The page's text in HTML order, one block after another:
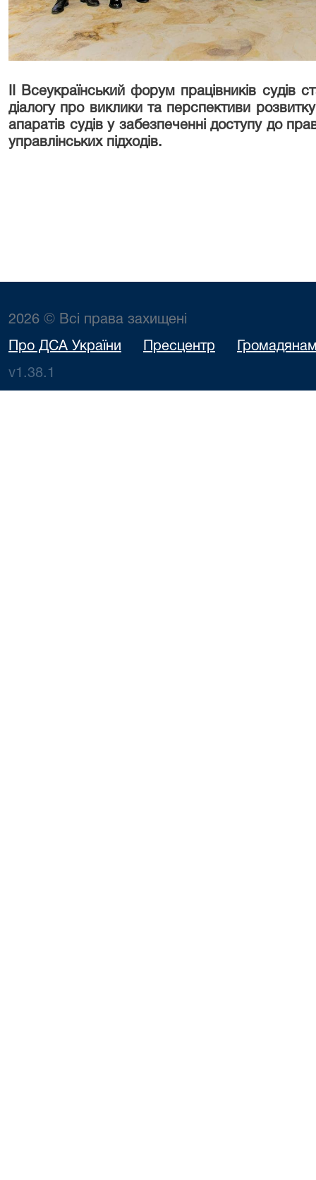
II Всеукраїнський форум працівників судів
діалогу про виклики та перспективи
апаратів судів у забезпеченні доступу до
управлінських підходів.
2026 © Всі права захищені
Про ДСА України Пресцентр
v1.38.1